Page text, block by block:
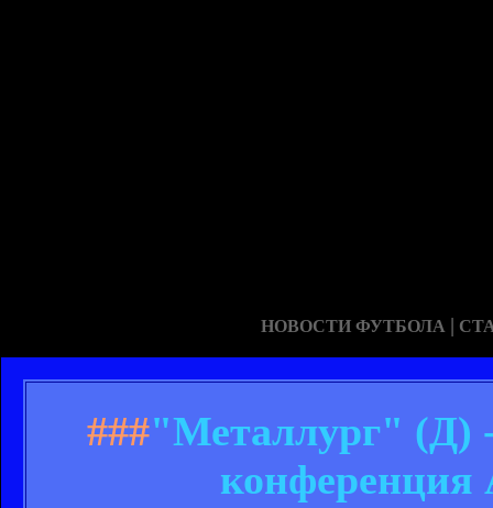
НОВОСТИ ФУТБОЛА |
###"Металлург" (Д)
конференция